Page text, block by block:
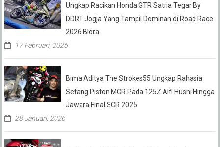
Ungkap Racikan Honda GTR Satria Tegar By
DDRT Jogja Yang Tampil Dominan di Road Race
2026 Blora
17 Februari, 2026
Bima Aditya The Strokes55 Ungkap Rahasia
Setang Piston MCR Pada 125Z Alfi Husni Hingga
Jawara Final SCR 2025
28 Januari, 2026